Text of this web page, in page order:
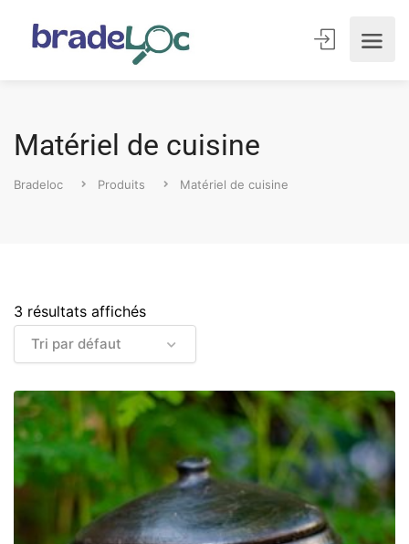
Matériel de cuisine
Bradeloc Produits Matériel de cuisine
3 résultats affichés
Tri par défaut